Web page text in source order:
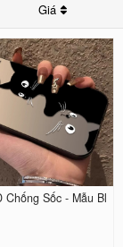
Giá
Chống Sốc - Mẫu Bl